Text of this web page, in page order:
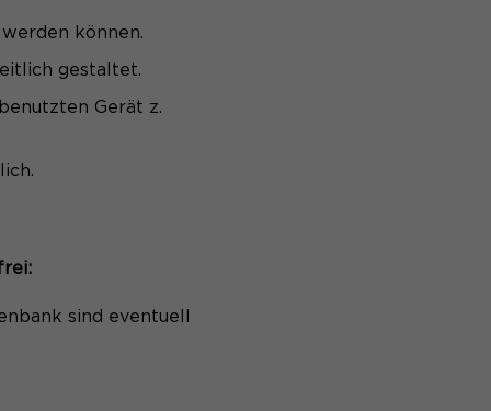
können.
gestaltet.
Gerät z.
sind eventuell